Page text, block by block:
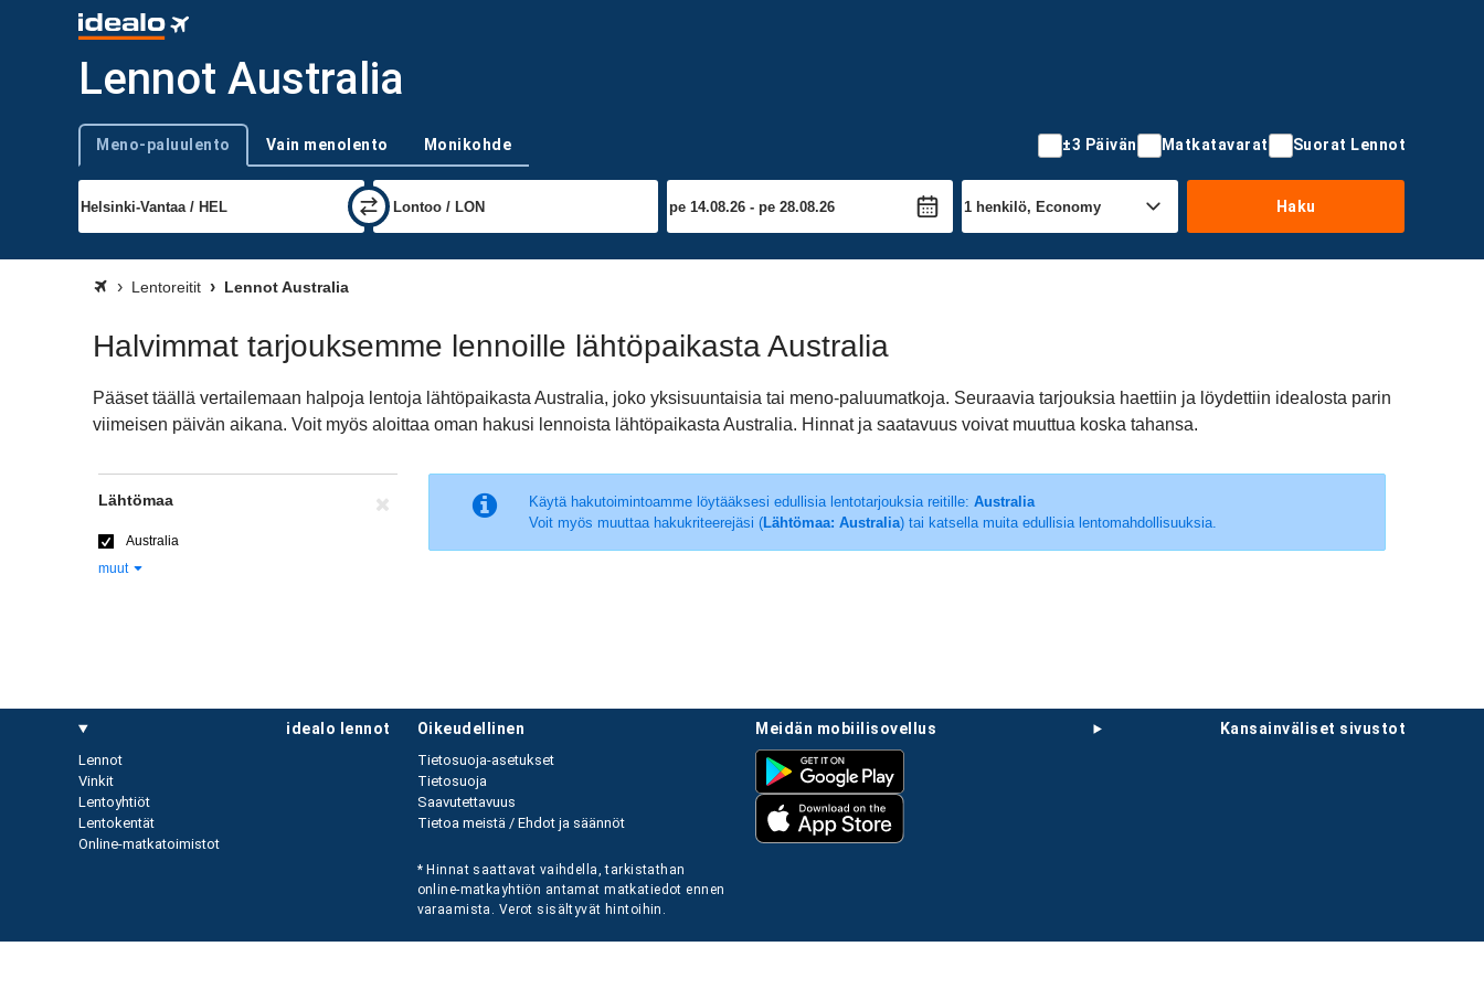
Lennot Australia
Trip type
Meno-paluulento Vain menolento Monikohde ±3 Päivän Matkatavarat Suorat Lennot
Haku
Lentoreitit Lennot Australia
Halvimmat tarjouksemme lennoille lähtöpaikasta Australia
Pääset täällä vertailemaan halpoja lentoja lähtöpaikasta Australia, joko yksisuuntaisia tai meno-paluumatkoja. Seuraavia tarjouksia haettiin ja löydettiin idealosta parin
viimeisen päivän aikana. Voit myös aloittaa oman hakusi lennoista lähtöpaikasta Australia. Hinnat ja saatavuus voivat muuttua koska tahansa.
Käytä hakutoimintoamme löytääksesi edullisia lentotarjouksia reitille: Australia
Voit myös muuttaa hakukriteerejäsi (Lähtömaa: Australia) tai katsella muita edullisia lentomahdollisuuksia.
Lähtömaa
Australia
muut
idealo lennot
Lennot
Vinkit
Lentoyhtiöt
Lentokentät
Online-matkatoimistot
kansainväliset sivustot
meidän mobiilisovellus
oikeudellinen
Tietosuoja-asetukset
Tietosuoja
Saavutettavuus
Tietoa meistä / Ehdot ja säännöt
* Hinnat saattavat vaihdella, tarkistathan
online-matkayhtiön antamat matkatiedot ennen
varaamista. Verot sisältyvät hintoihin.